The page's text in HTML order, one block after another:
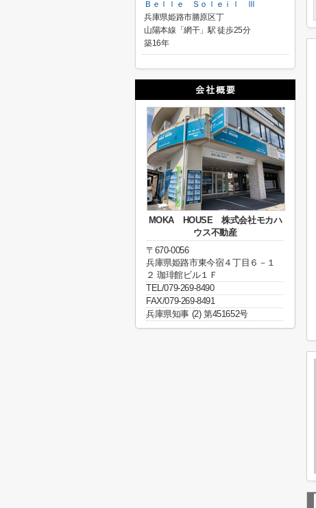
Ｂｅｌｌｅ Ｓｏｌｅｉｌ Ⅲ
兵庫県姫路市勝原区丁
山陽本線「網干」駅 徒歩25分
築16年
MOKA HOUSE 株式会社モカハ
ウス不動産
〒670-0056
兵庫県姫路市東今宿４丁目６－１
２ 珈琲館ビル１Ｆ
TEL/079-269-8490
FAX/079-269-8491
兵庫県知事 (2) 第451652号